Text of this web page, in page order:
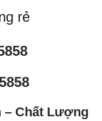
rẻ
– Chất Lượng